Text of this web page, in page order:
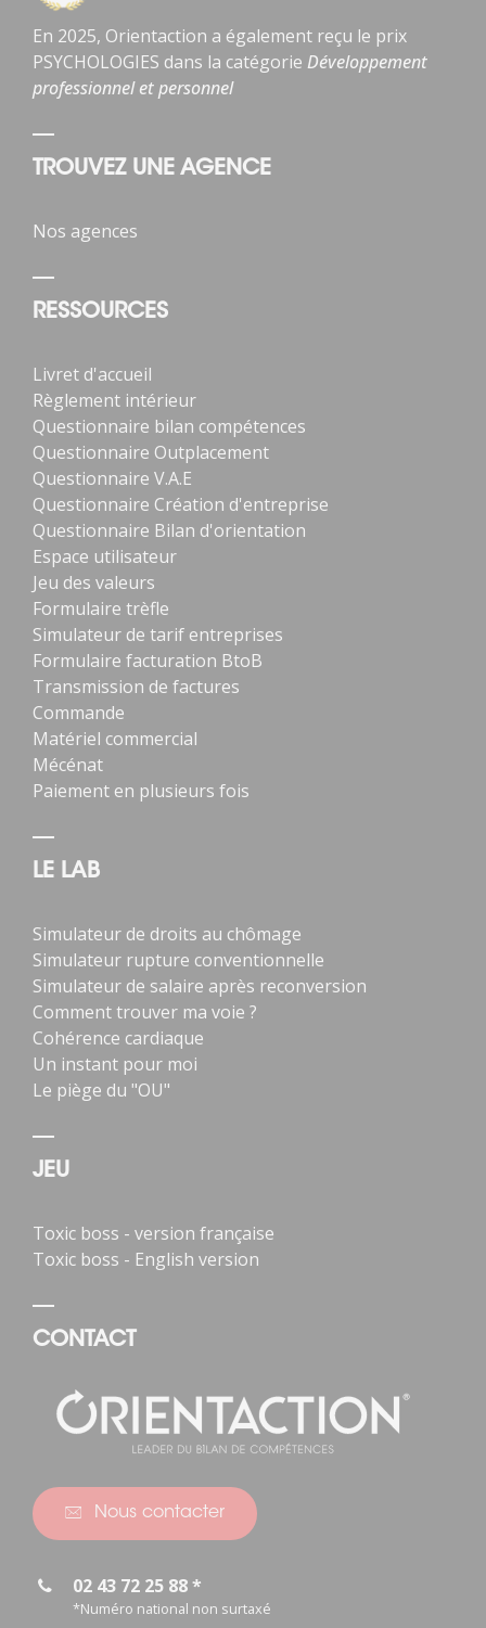
En 2025, Orientaction a également reçu le prix
PSYCHOLOGIES dans la catégorie Développement
professionnel et personnel
TROUVEZ UNE AGENCE
Nos agences
RESSOURCES
Livret d'accueil
Règlement intérieur
Questionnaire bilan compétences
Questionnaire Outplacement
Questionnaire V.A.E
Questionnaire Création d'entreprise
Questionnaire Bilan d'orientation
Espace utilisateur
Jeu des valeurs
Formulaire trèfle
Simulateur de tarif entreprises
Formulaire facturation BtoB
Transmission de factures
Commande
Matériel commercial
Mécénat
Paiement en plusieurs fois
LE LAB
Simulateur de droits au chômage
Simulateur rupture conventionnelle
Simulateur de salaire après reconversion
Comment trouver ma voie ?
Cohérence cardiaque
Un instant pour moi
Le piège du "OU"
JEU
Toxic boss - version française
Toxic boss - English version
CONTACT
Nous contacter
02 43 72 25 88 *
*Numéro national non surtaxé